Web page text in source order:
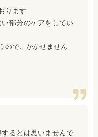
ります
部分のケアをしてい
ので、かかせません
るとは思いませんで